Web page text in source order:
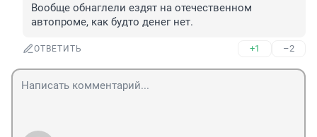
Вообще обнаглели ездят на отечественном
автопроме, как будто денег нет.
ОТВЕТИТЬ +1 –2